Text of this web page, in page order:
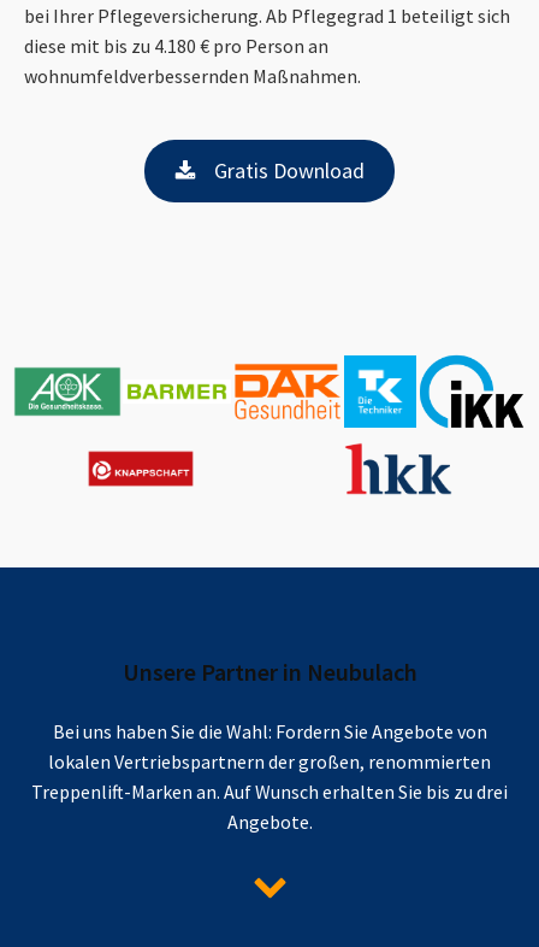
bei Ihrer Pflegeversicherung. Ab Pflegegrad 1 beteiligt sich
diese mit bis zu 4.180 € pro Person an
wohnumfeldverbessernden Maßnahmen.
Gratis Download
Unsere Partner in Neubulach
Bei uns haben Sie die Wahl: Fordern Sie Angebote von
lokalen Vertriebspartnern der großen, renommierten
Treppenlift-Marken an. Auf Wunsch erhalten Sie bis zu drei
Angebote.